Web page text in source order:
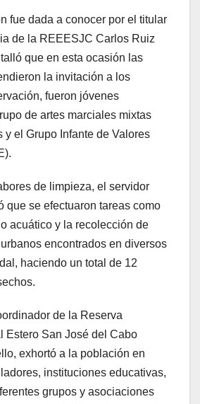
fue dada a conocer por el titular
de la REEESJC Carlos Ruiz
que en esta ocasión las
la invitación a los
fueron jóvenes
de artes marciales mixtas
y el Grupo Infante de Valores
de limpieza, el servidor
que se efectuaron tareas como
acuático y la recolección de
encontrados en diversos
haciendo un total de 12
de la Reserva
Estero San José del Cabo
exhortó a la población en
instituciones educativas,
grupos y asociaciones